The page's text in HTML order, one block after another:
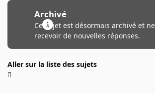
Archivé
Ce sujet est désormais archivé et
recevoir de nouvelles réponses.
Aller sur la liste des sujets